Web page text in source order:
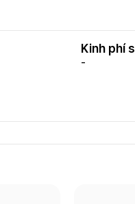
Kinh phí
-